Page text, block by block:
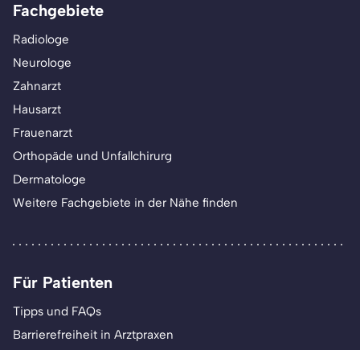
Fachgebiete
Radiologe
Neurologe
Zahnarzt
Hausarzt
Frauenarzt
Orthopäde und Unfallchirurg
Dermatologe
Weitere Fachgebiete in der Nähe finden
Für Patienten
Tipps und FAQs
Barrierefreiheit in Arztpraxen